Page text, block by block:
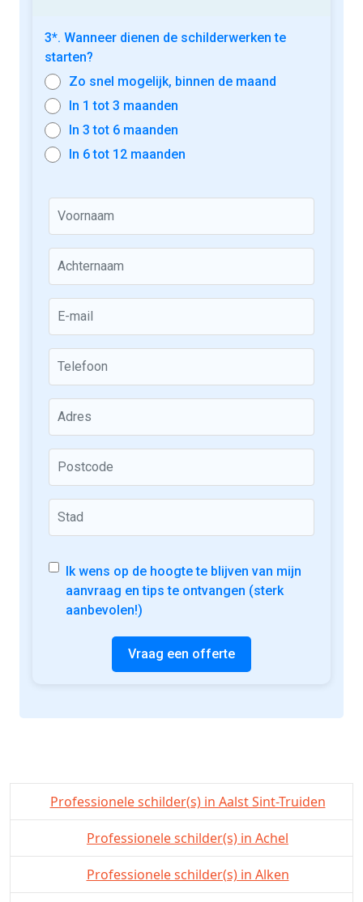
3*. Wanneer dienen de schilderwerken te
starten?
Zo snel mogelijk, binnen de maand
In 1 tot 3 maanden
In 3 tot 6 maanden
In 6 tot 12 maanden
Ik wens op de hoogte te blijven van mijn
aanvraag en tips te ontvangen (sterk
aanbevolen!)
Vraag een offerte
Professionele schilder(s) in Aalst Sint-Truiden
Professionele schilder(s) in Achel
Professionele schilder(s) in Alken